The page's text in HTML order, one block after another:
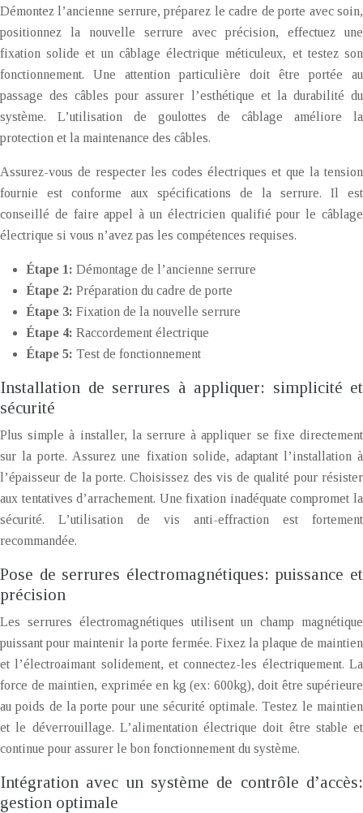
Démontez l’ancienne serrure, préparez le cadre de porte avec soin,
positionnez la nouvelle serrure avec précision, effectuez une
fixation solide et un câblage électrique méticuleux, et testez son
fonctionnement. Une attention particulière doit être portée au
passage des câbles pour assurer l’esthétique et la durabilité du
système. L’utilisation de goulottes de câblage améliore la
protection et la maintenance des câbles.
Assurez-vous de respecter les codes électriques et que la tension
fournie est conforme aux spécifications de la serrure. Il est
conseillé de faire appel à un électricien qualifié pour le câblage
électrique si vous n’avez pas les compétences requises.
Étape 1: Démontage de l’ancienne serrure
Étape 2: Préparation du cadre de porte
Étape 3: Fixation de la nouvelle serrure
Étape 4: Raccordement électrique
Étape 5: Test de fonctionnement
Installation de serrures à appliquer: simplicité et
sécurité
Plus simple à installer, la serrure à appliquer se fixe directement
sur la porte. Assurez une fixation solide, adaptant l’installation à
l’épaisseur de la porte. Choisissez des vis de qualité pour résister
aux tentatives d’arrachement. Une fixation inadéquate compromet la
sécurité. L’utilisation de vis anti-effraction est fortement
recommandée.
Pose de serrures électromagnétiques: puissance et
précision
Les serrures électromagnétiques utilisent un champ magnétique
puissant pour maintenir la porte fermée. Fixez la plaque de maintien
et l’électroaimant solidement, et connectez-les électriquement. La
force de maintien, exprimée en kg (ex: 600kg), doit être supérieure
au poids de la porte pour une sécurité optimale. Testez le maintien
et le déverrouillage. L’alimentation électrique doit être stable et
continue pour assurer le bon fonctionnement du système.
Intégration avec un système de contrôle d’accès:
gestion optimale